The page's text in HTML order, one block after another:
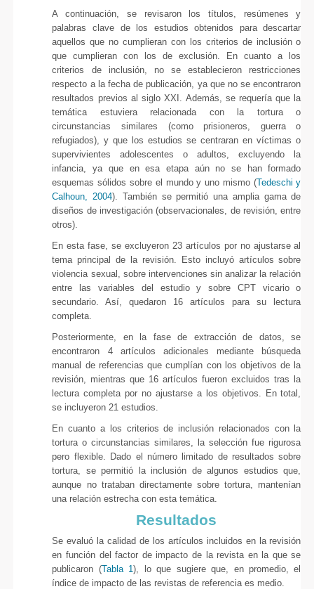
A continuación, se revisaron los títulos, resúmenes y
palabras clave de los estudios obtenidos para descartar
aquellos que no cumplieran con los criterios de inclusión o
que cumplieran con los de exclusión. En cuanto a los
criterios de inclusión, no se establecieron restricciones
respecto a la fecha de publicación, ya que no se encontraron
resultados previos al siglo XXI. Además, se requería que la
temática estuviera relacionada con la tortura o
circunstancias similares (como prisioneros, guerra o
refugiados), y que los estudios se centraran en víctimas o
supervivientes adolescentes o adultos, excluyendo la
infancia, ya que en esa etapa aún no se han formado
esquemas sólidos sobre el mundo y uno mismo (Tedeschi y
Calhoun, 2004). También se permitió una amplia gama de
diseños de investigación (observacionales, de revisión, entre
otros).
En esta fase, se excluyeron 23 artículos por no ajustarse al
tema principal de la revisión. Esto incluyó artículos sobre
violencia sexual, sobre intervenciones sin analizar la relación
entre las variables del estudio y sobre CPT vicario o
secundario. Así, quedaron 16 artículos para su lectura
completa.
Posteriormente, en la fase de extracción de datos, se
encontraron 4 artículos adicionales mediante búsqueda
manual de referencias que cumplían con los objetivos de la
revisión, mientras que 16 artículos fueron excluidos tras la
lectura completa por no ajustarse a los objetivos. En total,
se incluyeron 21 estudios.
En cuanto a los criterios de inclusión relacionados con la
tortura o circunstancias similares, la selección fue rigurosa
pero flexible. Dado el número limitado de resultados sobre
tortura, se permitió la inclusión de algunos estudios que,
aunque no trataban directamente sobre tortura, mantenían
una relación estrecha con esta temática.
Resultados
Se evaluó la calidad de los artículos incluidos en la revisión
en función del factor de impacto de la revista en la que se
publicaron (Tabla 1), lo que sugiere que, en promedio, el
índice de impacto de las revistas de referencia es medio.